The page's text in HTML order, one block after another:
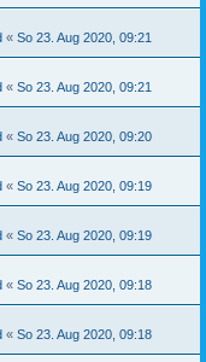
« So 23. Aug 2020, 09:21
« So 23. Aug 2020, 09:21
« So 23. Aug 2020, 09:20
« So 23. Aug 2020, 09:19
« So 23. Aug 2020, 09:19
« So 23. Aug 2020, 09:18
« So 23. Aug 2020, 09:18